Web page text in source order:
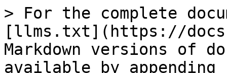
> For the complete
[llms.txt](https://
Markdown versions of
available by